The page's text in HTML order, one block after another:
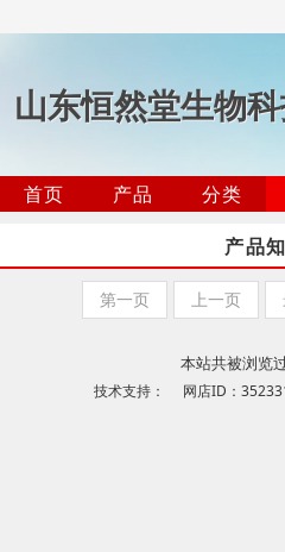
山东恒然堂生物
首页 产品 分类
产品
第一页 上一页
本站共被浏览
技术支持： 网店ID：